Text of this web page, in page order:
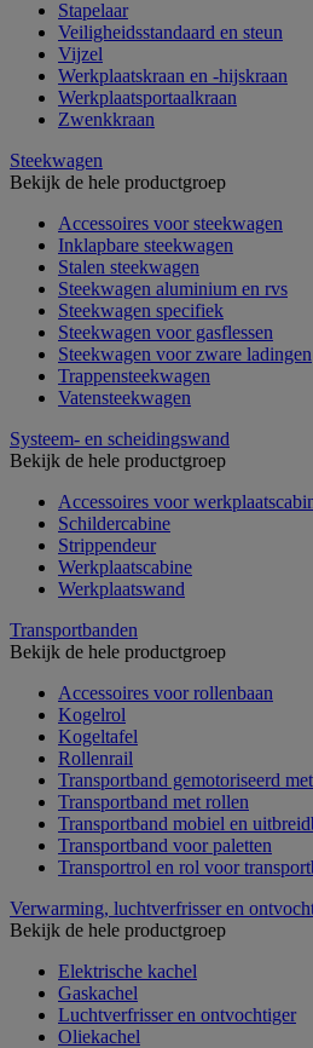
Stapelaar
Veiligheidsstandaard en steun
Vijzel
Werkplaatskraan en -hijskraan
Werkplaatsportaalkraan
Zwenkkraan
Steekwagen
Bekijk de hele productgroep
Accessoires voor steekwagen
Inklapbare steekwagen
Stalen steekwagen
Steekwagen aluminium en rvs
Steekwagen specifiek
Steekwagen voor gasflessen
Steekwagen voor zware ladingen
Trappensteekwagen
Vatensteekwagen
Systeem- en scheidingswand
Bekijk de hele productgroep
Accessoires voor
Schildercabine
Strippendeur
Werkplaatscabine
Werkplaatswand
Transportbanden
Bekijk de hele productgroep
Accessoires voor rollenbaan
Kogelrol
Kogeltafel
Rollenrail
Transportband gemotoriseerd
Transportband met rollen
Transportband mobiel en
Transportband voor paletten
Transportrol en rol voor
Verwarming, luchtverfrisser en
Bekijk de hele productgroep
Elektrische kachel
Gaskachel
Luchtverfrisser en ontvochtiger
Oliekachel